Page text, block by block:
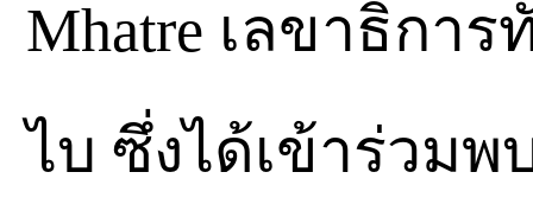
Mhatre เลขาธิกา
ไบ ซึ่งได้เข้าร่วมพ